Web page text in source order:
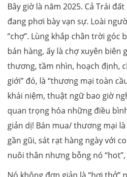
Bây giờ là năm 2025. Cả Trái
đang phơi bày vạn sự. Loài
“chợ”. Lùng khắp chân trời góc
bán hàng, ấy là chợ xuyên biên
thương, tầm nhìn, hoạch định,
giới” đó, là “thương mại toàn
khái niệm, thuật ngữ bao giờ
quan trọng hóa những điều
giản dị! Bán mua/ thương mại
gần gũi, sát rạt hàng ngày với
nuôi thân nhưng bỗng nó “hot”,